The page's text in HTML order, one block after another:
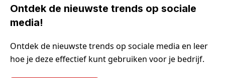
Ontdek de nieuwste trends op sociale
media!
Ontdek de nieuwste trends op sociale media en leer
hoe je deze effectief kunt gebruiken voor je bedrijf.